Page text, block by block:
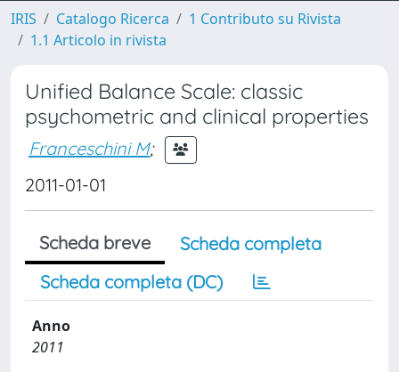
IRIS Catalogo Ricerca
1 Contributo su Rivista
1.1 Articolo in rivista
Unified Balance Scale: classic
psychometric and clinical properties
Franceschini M;
2011-01-01
Scheda breve
Scheda completa
Scheda completa (DC)
Anno
2011